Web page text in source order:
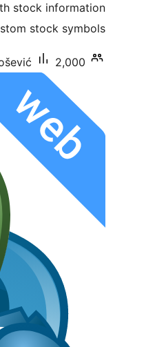
stock information
stock symbols.
2,000+ نصب فعال